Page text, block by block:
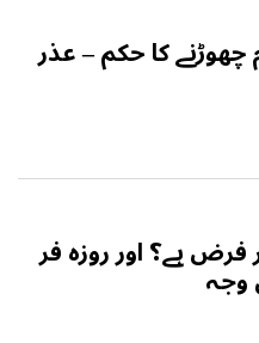
کا حکم – عذر
ہے؟ اور روزہ فر